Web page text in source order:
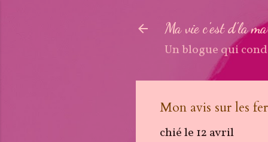
Ma vie c'est d'la
Un blogue qui
Mon avis sur les
chié le 12 avril